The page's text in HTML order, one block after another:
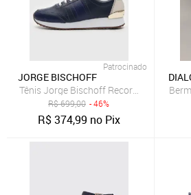
Patrocinado
JORGE BISCHOFF
Tênis Jorge Bischoff Recorte Lezard
R$699,00 - 46%
R$374,99 no Pix